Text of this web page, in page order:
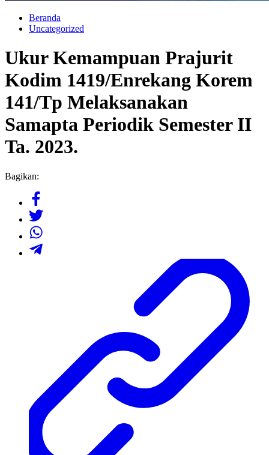
Beranda
Uncategorized
Ukur Kemampuan Prajurit
Kodim 1419/Enrekang Korem
141/Tp Melaksanakan
Samapta Periodik Semester II
Ta. 2023.
Bagikan: